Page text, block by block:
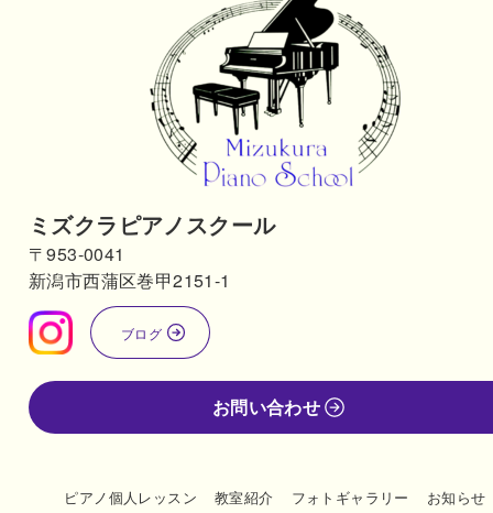
ミズクラピアノスクール
〒953-0041
新潟市西蒲区巻甲2151-1
ブログ
お問い合わせ
ピアノ個人レッスン 教室紹介 フォトギャラリー お知らせ